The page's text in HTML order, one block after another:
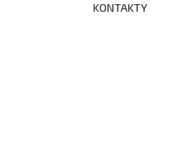
KONTAKTY